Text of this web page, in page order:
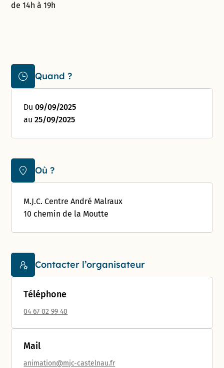
Quand ?
Du09/09/2025
au25/09/2025
Où ?
M.J.C. Centre André Malraux
10 chemin de la Moutte
Contacter l’organisateur
Téléphone
04 67 02 99 40
Mail
animation@mjc-castelnau.fr
de 14h à 19h